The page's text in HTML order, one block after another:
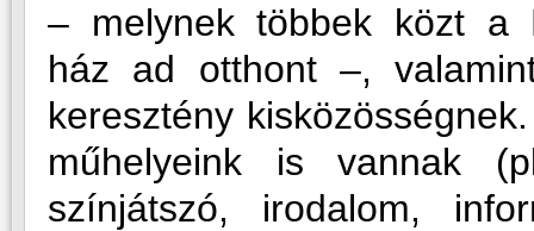
– melynek többek közt a
ház ad otthont –,
keresztény
műhelyeink is vannak
színjátszó, irodalom,